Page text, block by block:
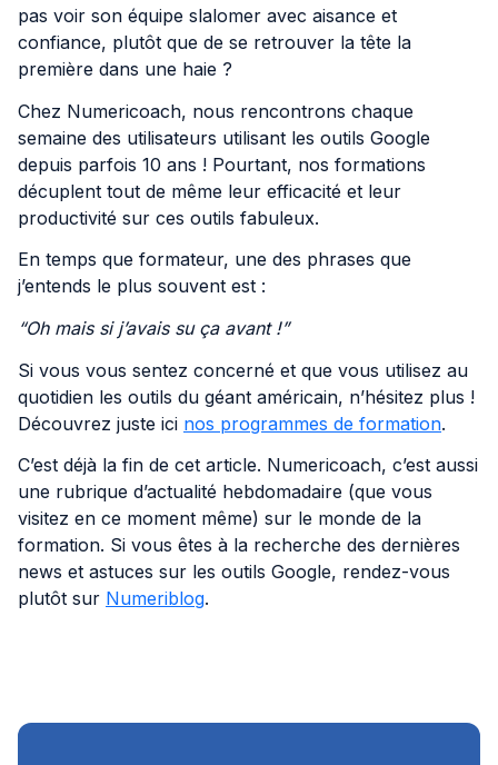
pas voir son équipe slalomer avec aisance et
confiance, plutôt que de se retrouver la tête la
première dans une haie ?
Chez Numericoach, nous rencontrons chaque
semaine des utilisateurs utilisant les outils Google
depuis parfois 10 ans ! Pourtant, nos formations
décuplent tout de même leur efficacité et leur
productivité sur ces outils fabuleux.
En temps que formateur, une des phrases que
j’entends le plus souvent est :
“Oh mais si j’avais su ça avant !”
Si vous vous sentez concerné et que vous utilisez au
quotidien les outils du géant américain, n’hésitez plus !
Découvrez juste ici nos programmes de formation.
C’est déjà la fin de cet article. Numericoach, c’est aussi
une rubrique d’actualité hebdomadaire (que vous
visitez en ce moment même) sur le monde de la
formation. Si vous êtes à la recherche des dernières
news et astuces sur les outils Google, rendez-vous
plutôt sur Numeriblog.